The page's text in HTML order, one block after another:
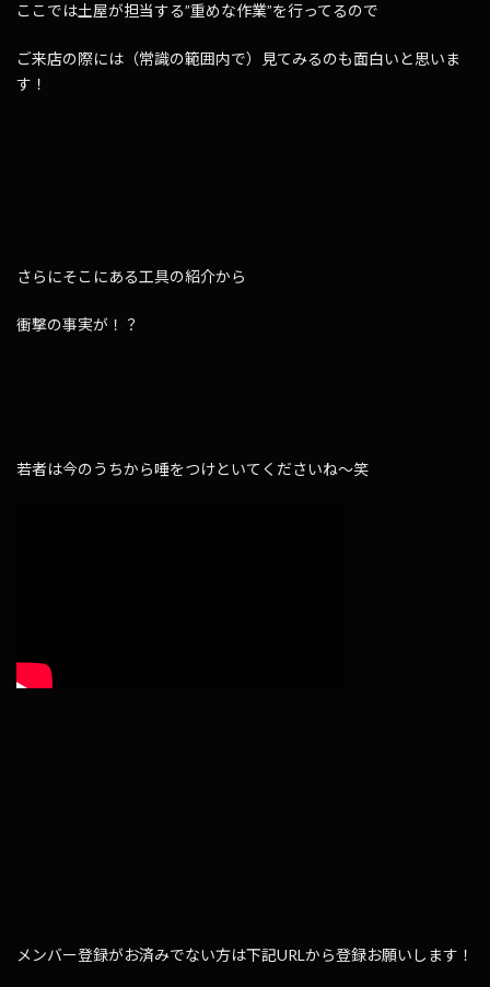
ここでは土屋が担当する”重めな作業”を行ってるので
ご来店の際には（常識の範囲内で）見てみるのも面白いと思いま
す！
さらにそこにある工具の紹介から
衝撃の事実が！？
若者は今のうちから唾をつけといてくださいね〜笑
メンバー登録がお済みでない方は下記URLから登録お願いします！